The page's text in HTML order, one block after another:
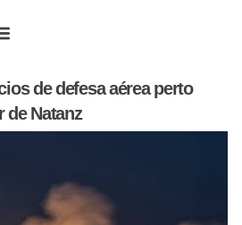
de defesa aérea perto
de Natanz